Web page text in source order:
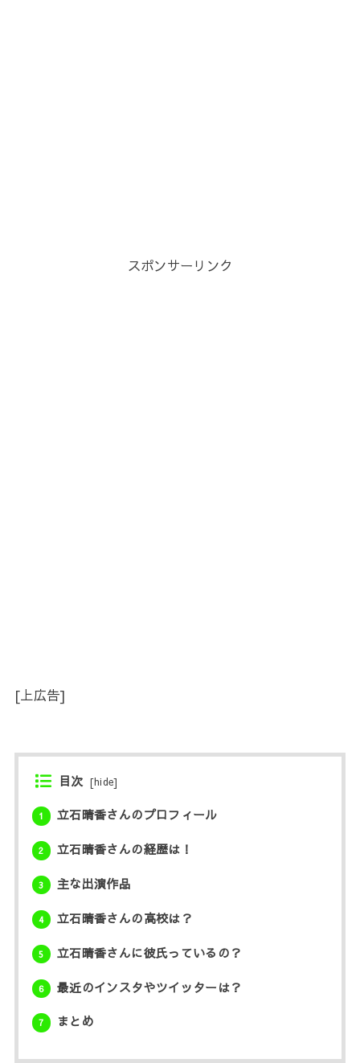
スポンサーリンク
[上広告]
目次 [hide]
1 立石晴香さんのプロフィール
2 立石晴香さんの経歴は！
3 主な出演作品
4 立石晴香さんの高校は？
5 立石晴香さんに彼氏っているの？
6 最近のインスタやツイッターは？
7 まとめ